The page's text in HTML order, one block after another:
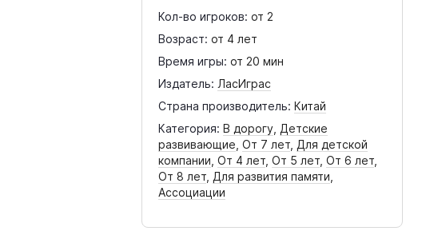
Кол-во игроков: от 2
Возраст: от 4 лет
Время игры: от 20 мин
Издатель: ЛасИграс
Страна производитель: Китай
Категория: В дорогу Детские
развивающие ,От 7 лет Для детской
компании ,От 4 лет ,От 5 лет ,От 6 лет
От 8 лет Для развития памяти
Ассоциации